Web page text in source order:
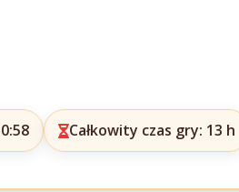
Całkowity czas gry: 13 h